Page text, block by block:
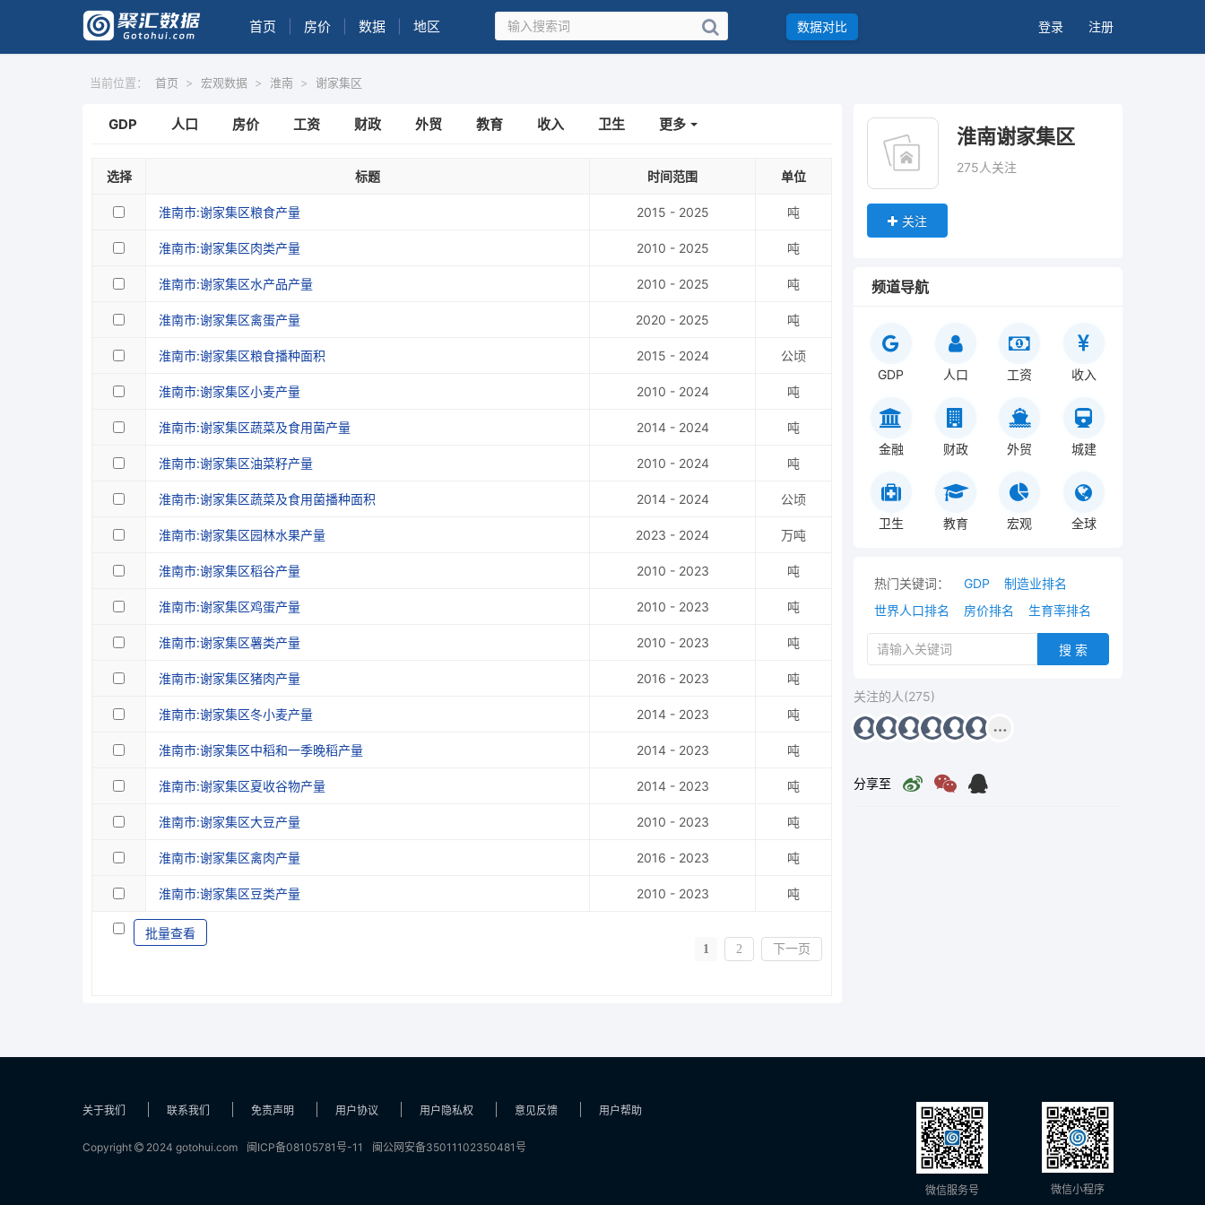
首页 房价 数据 地区 数据对比 登录 注册
当前位置： 首页 > 宏观数据 > 淮南 > 谢家集区
GDP 人口 房价 工资 财政 外贸 教育 收入 卫生 更多
选择 标题 时间范围 单位
淮南市:谢家集区粮食产量 2015 - 2025 吨
淮南市:谢家集区肉类产量 2010 - 2025 吨
淮南市:谢家集区水产品产量 2010 - 2025 吨
淮南市:谢家集区禽蛋产量 2020 - 2025 吨
淮南市:谢家集区粮食播种面积 2015 - 2024 公顷
淮南市:谢家集区小麦产量 2010 - 2024 吨
淮南市:谢家集区蔬菜及食用菌产量 2014 - 2024 吨
淮南市:谢家集区油菜籽产量 2010 - 2024 吨
淮南市:谢家集区蔬菜及食用菌播种面积 2014 - 2024 公顷
淮南市:谢家集区园林水果产量 2023 - 2024 万吨
淮南市:谢家集区稻谷产量 2010 - 2023 吨
淮南市:谢家集区鸡蛋产量 2010 - 2023 吨
淮南市:谢家集区薯类产量 2010 - 2023 吨
淮南市:谢家集区猪肉产量 2016 - 2023 吨
淮南市:谢家集区冬小麦产量 2014 - 2023 吨
淮南市:谢家集区中稻和一季晚稻产量 2014 - 2023 吨
淮南市:谢家集区夏收谷物产量 2014 - 2023 吨
淮南市:谢家集区大豆产量 2010 - 2023 吨
淮南市:谢家集区禽肉产量 2016 - 2023 吨
淮南市:谢家集区豆类产量 2010 - 2023 吨
批量查看
1 2 下一页
淮南谢家集区
275人关注
关注
频道导航
GDP 人口 工资 收入
金融 财政 外贸 城建
卫生 教育 宏观 全球
热门关键词： GDP
制造业排名
世界人口排名
房价排名 生育率排名
搜 索
关注的人(275)
分享至
关于我们 联系我们 免责声明 用户协议 用户隐私权 意见反馈 用户帮助
Copyright 2024 gotohui.com 闽ICP备08105781号-11 闽公网安备35011102350481号
微信小程序
微信服务号